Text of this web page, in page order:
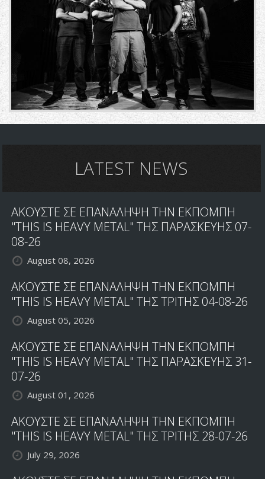
LATEST NEWS
ΑΚΟΥΣΤΕ ΣΕ ΕΠΑΝΑΛΗΨΗ ΤΗΝ ΕΚΠΟΜΠΗ
"THIS IS HEAVY METAL" ΤΗΣ ΠΑΡΑΣΚΕΥΗΣ 07-
08-26
August 08, 2026
ΑΚΟΥΣΤΕ ΣΕ ΕΠΑΝΑΛΗΨΗ ΤΗΝ ΕΚΠΟΜΠΗ
"THIS IS HEAVY METAL" ΤΗΣ ΤΡΙΤΗΣ 04-08-26
August 05, 2026
ΑΚΟΥΣΤΕ ΣΕ ΕΠΑΝΑΛΗΨΗ ΤΗΝ ΕΚΠΟΜΠΗ
"THIS IS HEAVY METAL" ΤΗΣ ΠΑΡΑΣΚΕΥΗΣ 31-
07-26
August 01, 2026
ΑΚΟΥΣΤΕ ΣΕ ΕΠΑΝΑΛΗΨΗ ΤΗΝ ΕΚΠΟΜΠΗ
"THIS IS HEAVY METAL" ΤΗΣ ΤΡΙΤΗΣ 28-07-26
July 29, 2026